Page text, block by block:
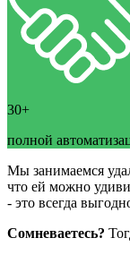
30+
полной
Мы занимаемся
что ей можно
- это всегда
Сомневаетесь?